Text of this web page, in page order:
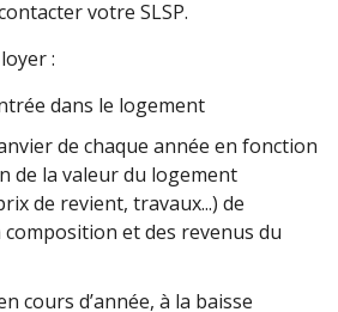
votre SLSP.
:
dans le logement
de chaque année en fonction
de la valeur du logement
de revient, travaux...) de
composition et des revenus du
cours d’année, à la baisse